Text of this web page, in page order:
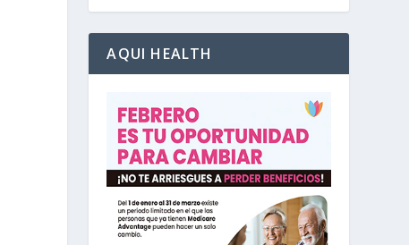
AQUI HEALTH